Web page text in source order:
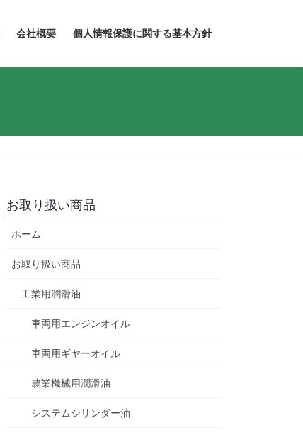
会社概要 個人情報保護に関する基本方針
お取り扱い商品
ホーム
お取り扱い商品
工業用潤滑油
車両用エンジンオイル
車両用ギヤーオイル
農業機械用潤滑油
システムシリンダー油